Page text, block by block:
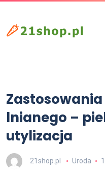
lnianego –
utylizacja
21shop.pl Uroda